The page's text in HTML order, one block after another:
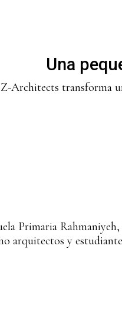
Una
Architects transforma
Primaria
arquitectos y